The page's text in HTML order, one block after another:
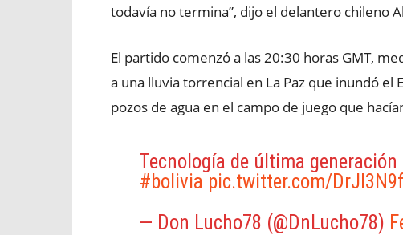
todavía no termina”, dijo el delantero chileno
El partido comenzó a las 20:30 horas GMT,
a una lluvia torrencial en La Paz que inundó el
pozos de agua en el campo de juego que
Tecnología de última generación
#bolivia pic.twitter.com/
— Don Lucho78 (@DnLucho78)